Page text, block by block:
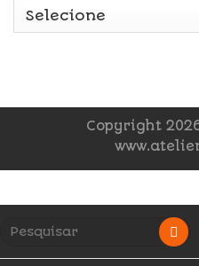
Copyright